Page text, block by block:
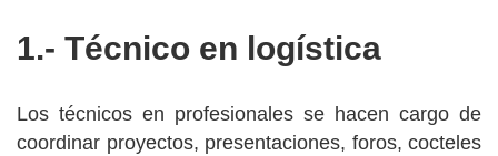
1.- Técnico en logística
Los técnicos en profesionales se hacen cargo de
coordinar proyectos, presentaciones, foros, cocteles